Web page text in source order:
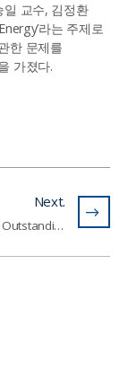
일 교수, 김정환
라는 주제로
한 문제를
가졌다.
Next.
Awards for Outstanding Contribution to Better Public Disclosure Culture